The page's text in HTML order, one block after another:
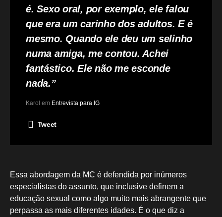
é. Sexo oral, por exemplo, ele falou
que era um carinho dos adultos. E é
mesmo. Quando ele deu um selinho
numa amiga, me contou. Achei
fantástico. Ele não me esconde
nada.”
Karol em Entrevista para IG
Tweet
Essa abordagem da MC é defendida por inúmeros
especialistas do assunto, que inclusive definem a
educação sexual como algo muito mais abrangente que
perpassa as mais diferentes idades. É o que diz a